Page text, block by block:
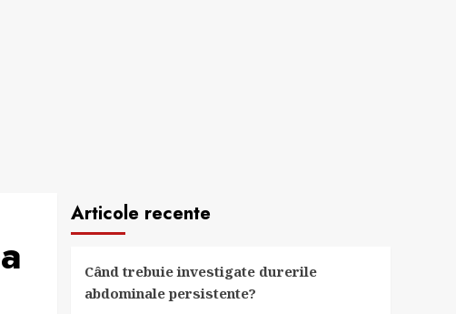
Articole recente
Când trebuie investigate durerile
abdominale persistente?